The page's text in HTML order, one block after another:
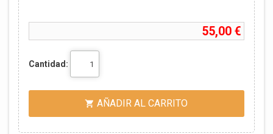
55,00 €
Cantidad:
 AÑADIR AL CARRITO